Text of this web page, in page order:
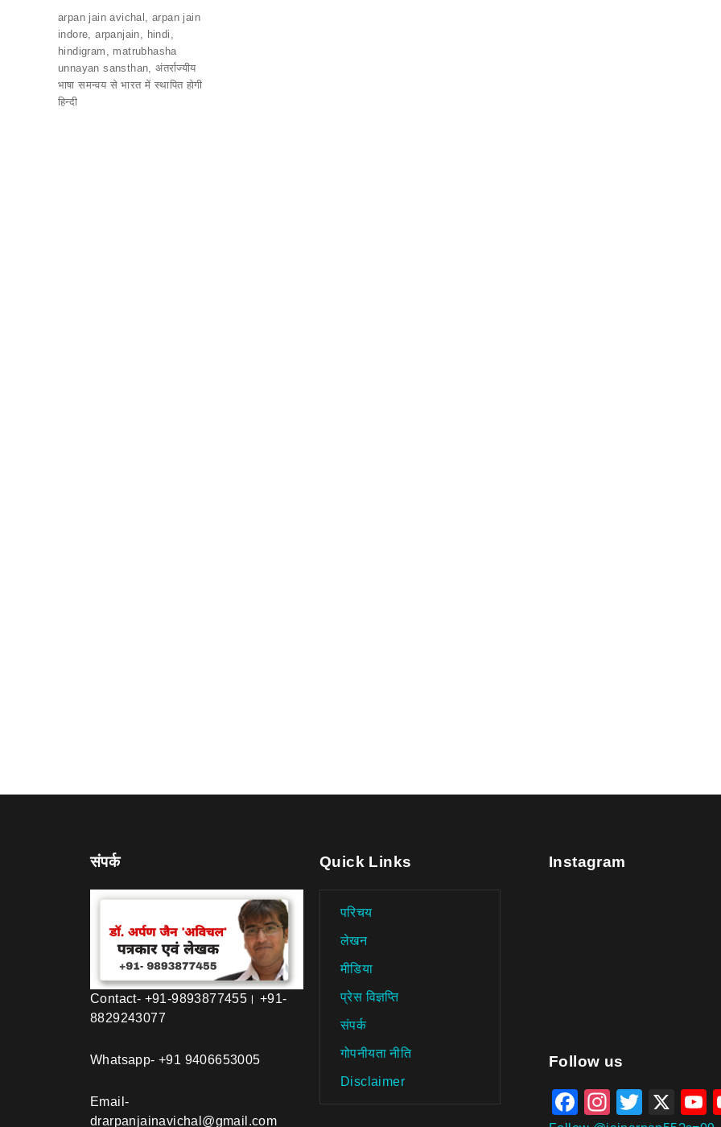
e
b
o
s
A
p
l
Tags
arpan jain avichal ,arpan jain
indore ,arpanjain hindi
hindigram
matrubhasha
unnayan sansthan ,अंतर्राज्यीय
भाषा समन्वय से भारत में स्थापित होगी
हिन्दी
संपर्क
Contact- +91-9893877455। +91-
8829243077
Whatsapp- +91 9406653005
Email-
drarpanjainavichal@gmail.com
Quick Links
परिचय
लेखन
मीडिया
प्रेस विज्ञप्ति
संपर्क
गोपनीयता नीति
Disclaimer
Instagram
Follow us
Facebook
Twitter
X